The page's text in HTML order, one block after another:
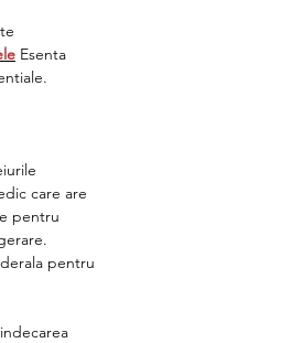
Esenta
care are
pentru
pentru